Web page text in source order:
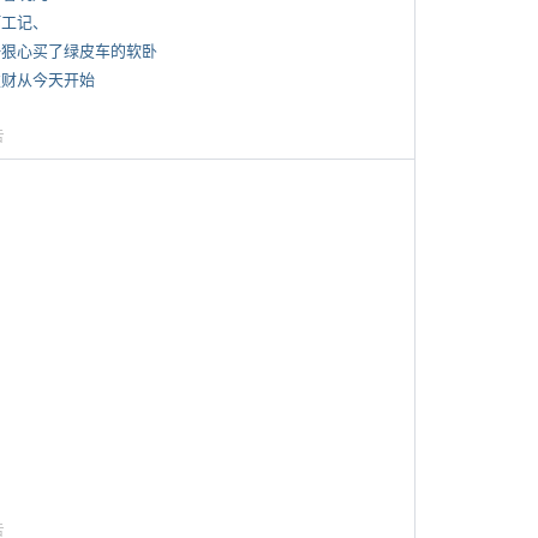
记、
心买了绿皮车的软卧
从今天开始